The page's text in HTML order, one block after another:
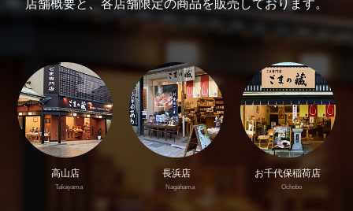
店舗概要と、各店舗限定の商品を販売しております。
高山店
Takayama
長浜店
Nagahama
お千代保稲荷店
Ochobo